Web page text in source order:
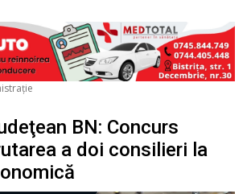
BN: Concurs
a doi consilieri la